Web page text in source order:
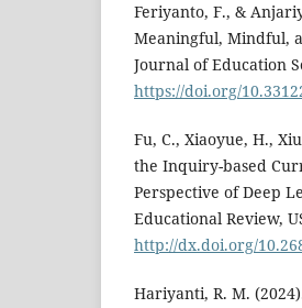
Feriyanto, F., &
Meaningful, Mindful,
Journal of Education
https://doi.org/
Fu, C., Xiaoyue, H.,
the Inquiry-based
Perspective of Deep
Educational Review,
http://dx.doi.org/
Hariyanti, R. M.